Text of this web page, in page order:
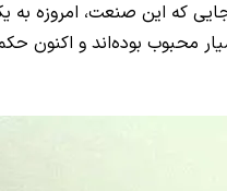
که این صنعت، امروزه
بوده‌اند و اکنون حکم